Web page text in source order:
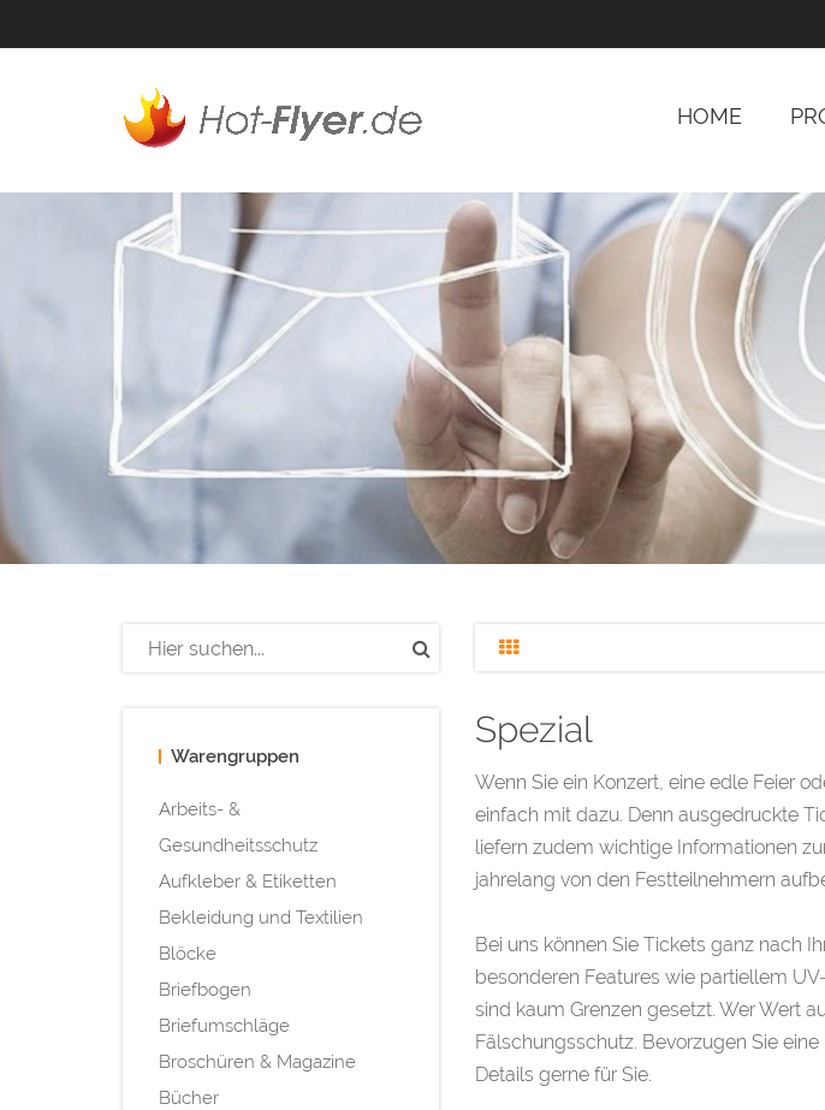
HOME
Warengruppen
Arbeits- &
Gesundheitsschutz
Aufkleber & Etiketten
Bekleidung und Textilien
Blöcke
Briefbogen
Briefumschläge
Broschüren & Magazine
Bücher
Spezial
Wenn Sie ein Konzert, eine edle Feier
einfach mit dazu. Denn ausgedruckte
liefern zudem wichtige Informationen
jahrelang von den Festteilnehmern
Bei uns können Sie Tickets ganz nach
besonderen Features wie partiellem
sind kaum Grenzen gesetzt. Wer Wert
Fälschungsschutz. Bevorzugen Sie
Details gerne für Sie.